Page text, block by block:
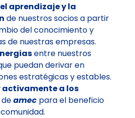
aprendizaje y la
de nuestros socios a partir
del conocimiento y
de nuestras empresas.
entre nuestros
puedan derivar en
estratégicas y estables.
a los
amecpara el beneficio